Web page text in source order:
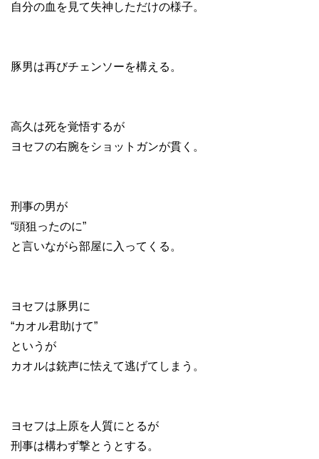
自分の血を見て失神しただけの様子。
豚男は再びチェンソーを構える。
高久は死を覚悟するが
ヨセフの右腕をショットガンが貫く。
刑事の男が
“頭狙ったのに”
と言いながら部屋に入ってくる。
ヨセフは豚男に
“カオル君助けて”
というが
カオルは銃声に怯えて逃げてしまう。
ヨセフは上原を人質にとるが
刑事は構わず撃とうとする。